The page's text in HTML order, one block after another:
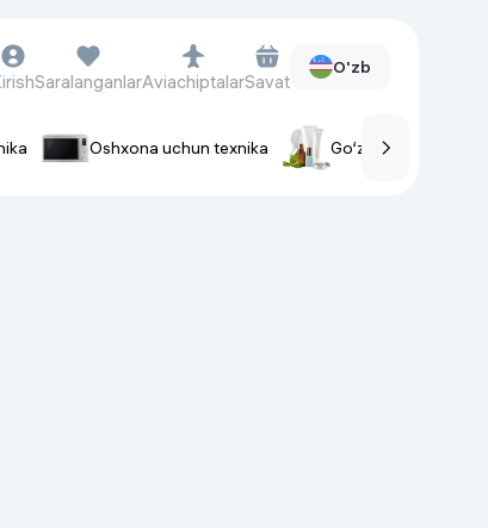
SaralanganlarAviachiptalarSavat
O'zb
Oshxona uchun texnika Go‘zallik va parvarish